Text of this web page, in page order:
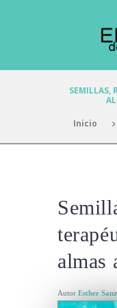
SEMILLAS,
Inicio
almas
Autor Esther